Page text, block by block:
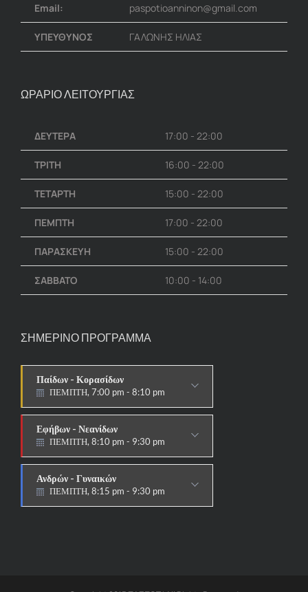
Email: paspotioanninon@gmail.com
ΥΠΕΥΘΥΝΟΣ ΓΑΛΩΝΗΣ ΗΛΙΑΣ
ΩΡΑΡΙΟ ΛΕΙΤΟΥΡΓΙΑΣ
ΔΕΥΤΕΡΑ 17:00 - 22:00
ΤΡΙΤΗ 16:00 - 22:00
ΤΕΤΑΡΤΗ 15:00 - 22:00
ΠΕΜΠΤΗ 17:00 - 22:00
ΠΑΡΑΣΚΕΥΗ 15:00 - 22:00
ΣΑΒΒΑΤΟ 10:00 - 14:00
ΣΗΜΕΡΙΝΟ ΠΡΟΓΡΑΜΜΑ
Παίδων - Κορασίδων
ΠΕΜΠΤΗ, 7:00 pm - 8:10 pm
Εφήβων - Νεανίδων
ΠΕΜΠΤΗ, 8:10 pm - 9:30 pm
ΑΥΤΟΑΜΥΝΑ
Ανδρών - Γυναικών
ΠΕΜΠΤΗ, 8:15 pm - 9:30 pm